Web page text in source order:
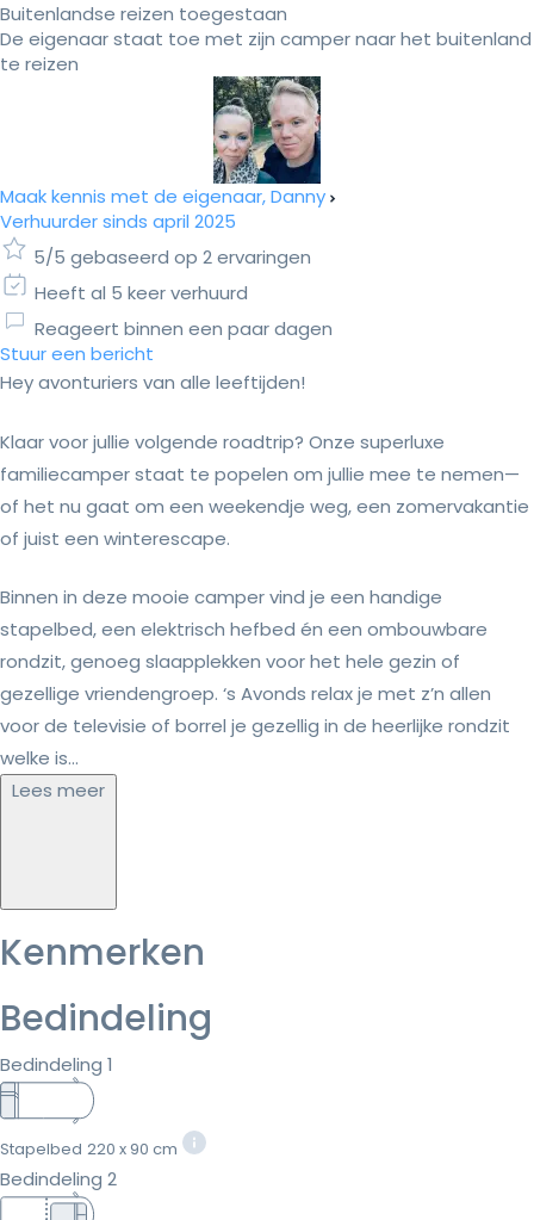
Buitenlandse reizen toegestaan
De eigenaar staat toe met zijn camper naar het buitenland
te reizen
Maak kennis met de eigenaar, Danny
Verhuurder sinds april 2025
5/5 gebaseerd op 2 ervaringen
Heeft al 5 keer verhuurd
Reageert binnen een paar dagen
Stuur een bericht
Hey avonturiers van alle leeftijden!
Klaar voor jullie volgende roadtrip? Onze superluxe
familiecamper staat te popelen om jullie mee te nemen—
of het nu gaat om een weekendje weg, een zomervakantie
of juist een winterescape.
Binnen in deze mooie camper vind je een handige
stapelbed, een elektrisch hefbed én een ombouwbare
rondzit, genoeg slaapplekken voor het hele gezin of
gezellige vriendengroep. ‘s Avonds relax je met z’n allen
voor de televisie of borrel je gezellig in de heerlijke rondzit
welke is...
Lees meer
Kenmerken
Bedindeling
Bedindeling 1
Stapelbed 220 x 90 cm
Bedindeling 2